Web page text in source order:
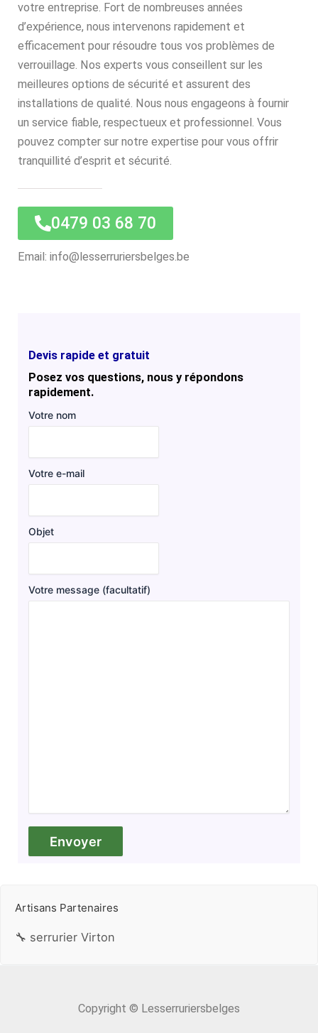
votre entreprise. Fort de nombreuses années
d’expérience, nous intervenons rapidement et
efficacement pour résoudre tous vos problèmes de
verrouillage. Nos experts vous conseillent sur les
meilleures options de sécurité et assurent des
installations de qualité. Nous nous engageons à fournir
un service fiable, respectueux et professionnel. Vous
pouvez compter sur notre expertise pour vous offrir
tranquillité d’esprit et sécurité.
0479 03 68 70
Email: info@lesserruriersbelges.be
Devis rapide et gratuit
Posez vos questions, nous y répondons
rapidement.
Votre nom
Votre e-mail
Objet
Votre message (facultatif)
Artisans Partenaires
🔧 serrurier Virton
Copyright © Lesserruriersbelges